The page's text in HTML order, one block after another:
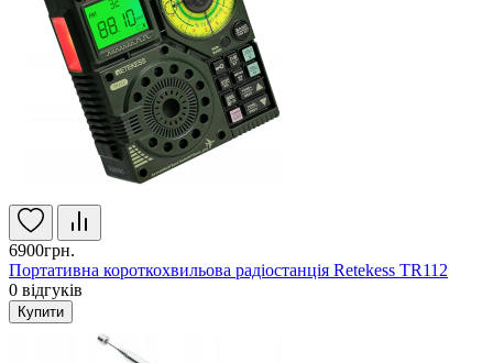
6900грн.
Портативна короткохвильова радіостанція Retekess TR112
0 відгуків
Купити